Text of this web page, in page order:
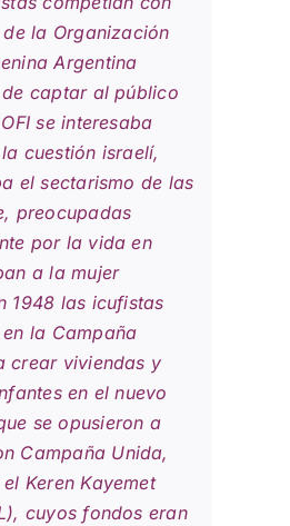
la Organización
Argentina
de captar al público
se interesaba
cuestión israelí,
el sectarismo de las
preocupadas
por la vida en
a la mujer
1948 las icufistas
la Campaña
crear viviendas y
en el nuevo
se opusieron a
Campaña Unida,
Keren Kayemet
cuyos fondos eran